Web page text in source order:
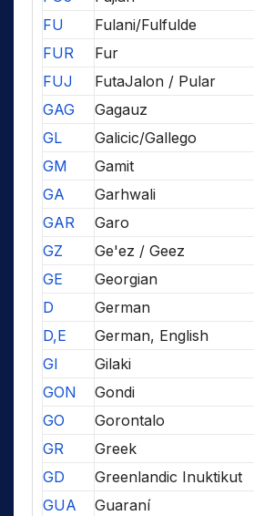
FU
Fulani/Fulfulde
FUR
Fur
FUJ
FutaJalon / Pular
GAG
Gagauz
GL
Galicic/Gallego
GM
Gamit
GA
Garhwali
GAR
Garo
GZ
Ge'ez / Geez
GE
Georgian
D
German
D,E
German, English
GI
Gilaki
GON
Gondi
GO
Gorontalo
GR
Greek
GD
Greenlandic Inuktikut
GUA
Guaraní